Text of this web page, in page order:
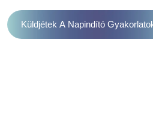
Küldjétek A Napindító